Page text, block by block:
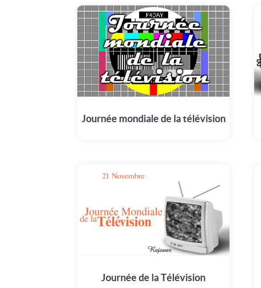
Journée mondiale de la télévision
Journée de la Télévision